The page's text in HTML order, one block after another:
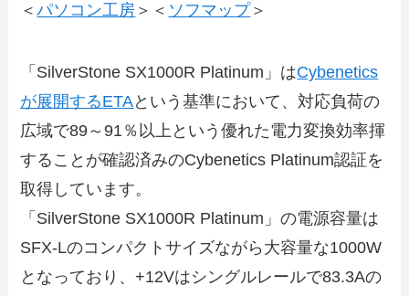
＜パソコン工房 ＞＜ ソフマップ＞
「SilverStone SX1000R Platinum」はCybenetics
が展開するETAという基準において、対応負荷の
広域で89～91％以上という優れた電力変換効率揮
することが確認済みのCybenetics Platinum認証を
取得しています。
「SilverStone SX1000R Platinum」の電源容量は
SFX-Lのコンパクトサイズながら大容量な1000W
となっており、+12Vはシングルレールで83.3Aの